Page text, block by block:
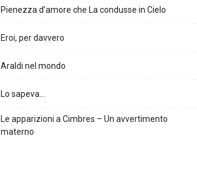
Pienezza d’amore che La condusse in Cielo
Eroi, per davvero
Araldi nel mondo
Lo sapeva…
Le apparizioni a Cimbres – Un avvertimento
materno